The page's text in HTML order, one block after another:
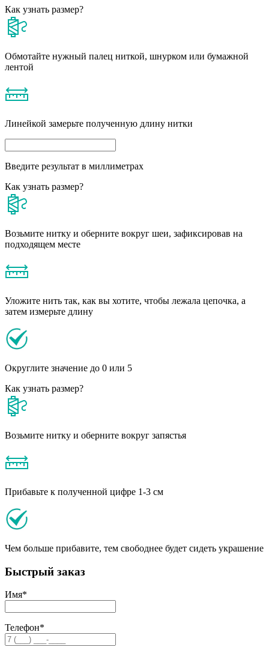
Как узнать размер?
Обмотайте нужный палец ниткой, шнурком или бумажной
лентой
Линейкой замерьте полученную длину нитки
Введите результат в миллиметрах
Как узнать размер?
Возьмите нитку и оберните вокруг шеи, зафиксировав на
подходящем месте
Уложите нить так, как вы хотите, чтобы лежала цепочка, а
затем измерьте длину
Округлите значение до 0 или 5
Как узнать размер?
Возьмите нитку и оберните вокруг запястья
Прибавьте к полученной цифре 1-3 см
Чем больше прибавите, тем свободнее будет сидеть украшение
Быстрый заказ
Имя*
Телефон*